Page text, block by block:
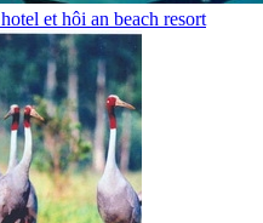
et hôi an beach resort